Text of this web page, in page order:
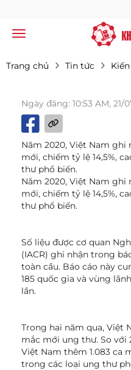
Trang chủ Tin tức
Ngày đăng: 10:53 AM, 21/
Năm 2020, Việt Nam ghi
mới, chiếm tỷ lệ 14,5%,
thư phổ biến.
Năm 2020, Việt Nam ghi
mới, chiếm tỷ lệ 14,5%,
thư phổ biến.
Số liệu được cơ quan
(IACR) ghi nhận trong
toàn cầu. Báo cáo này
185 quốc gia và vùng
lần.
Trong hai năm qua, Việt
mắc mới ung thư. So với
Việt Nam thêm 1.083 ca
trong các loại ung thư